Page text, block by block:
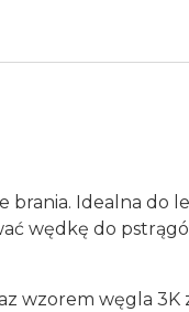
brania. Idealna do
wędkę do
wzorem węgla 3K